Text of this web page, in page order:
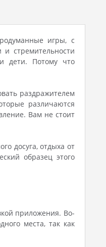
игры, с
стремительности
дети. Потому что
раздражителем
различаются
Вам не стоит
досуга, отдыха от
образец этого
приложения. Во-
места, так как